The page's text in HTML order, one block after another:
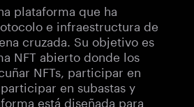
plataforma que ha
e infraestructura de
cruzada. Su objetivo es
NFT abierto donde los
NFTs, participar en
en subastas y
está diseñada para